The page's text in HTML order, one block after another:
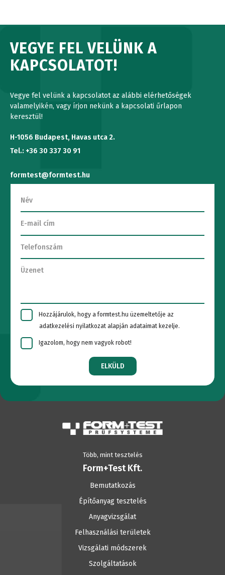
VEGYE FEL VELÜNK A
KAPCSOLATOT!
Vegye fel velünk a kapcsolatot az alábbi elérhetőségek
valamelyikén, vagy írjon nekünk a kapcsolati űrlapon
keresztül!
H-1056 Budapest, Havas utca 2.
Tel.: +36 30 337 30 91
formtest@formtest.hu
Hozzájárulok, hogy a formtest.hu üzemeltetője az
adatkezelési nyilatkozat alapján adataimat kezelje.
Igazolom, hogy nem vagyok robot!
ELKÜLD
Több, mint tesztelés
Form+Test Kft.
Bemutatkozás
Építőanyag tesztelés
Anyagvizsgálat
Felhasználási területek
Vizsgálati módszerek
Szolgáltatások